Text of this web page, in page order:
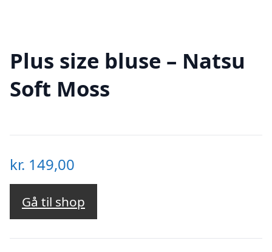
Plus size bluse – Natsu
Soft Moss
kr. 149,00
Gå til shop